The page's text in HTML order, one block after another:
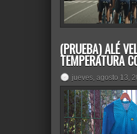
(PRUEBA) ALÉ
TEMPERATURA
jueves, agosto 13,